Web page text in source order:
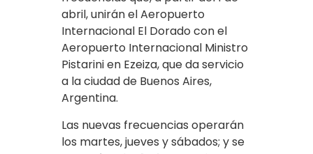
abril, unirán el Aeropuerto
Internacional El Dorado con el
Aeropuerto Internacional Ministro
Pistarini en Ezeiza, que da servicio
a la ciudad de Buenos Aires,
Argentina.
Las nuevas frecuencias operarán
los martes, jueves y sábados; y se